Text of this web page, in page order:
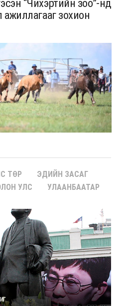
“Чихэртийн зоо”-нд
ажиллагааг зохион
ТӨР
ЭДИЙН ЗАСАГ
УЛС УЛААНБААТАР